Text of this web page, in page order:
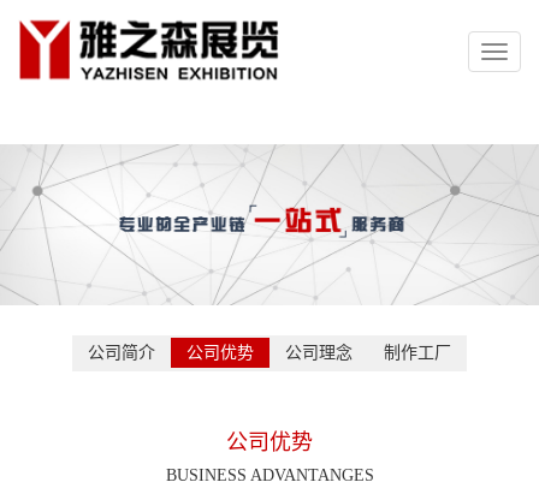
Toggle
公司简介 公司优势 公司理念 制作工厂
公司优势
BUSINESS ADVANTANGES